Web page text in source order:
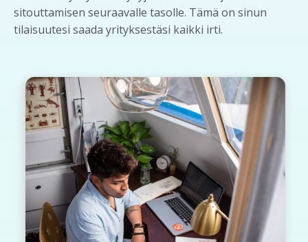
sitouttamisen seuraavalle tasolle. Tämä on sinun
tilaisuutesi saada yrityksestäsi kaikki irti.